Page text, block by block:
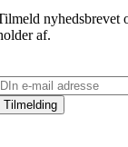
nyhedsbrevet
af.
Tilmelding